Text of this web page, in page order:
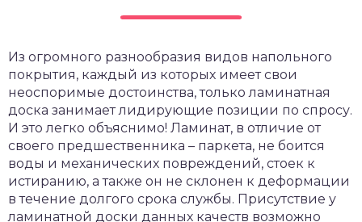
Из огромного разнообразия видов напольного
покрытия, каждый из которых имеет свои
неоспоримые достоинства, только ламинатная
доска занимает лидирующие позиции по спросу.
И это легко объяснимо! Ламинат, в отличие от
своего предшественника – паркета, не боится
воды и механических повреждений, стоек к
истиранию, а также он не склонен к деформации
в течение долгого срока службы. Присутствие у
ламинатной доски данных качеств возможно